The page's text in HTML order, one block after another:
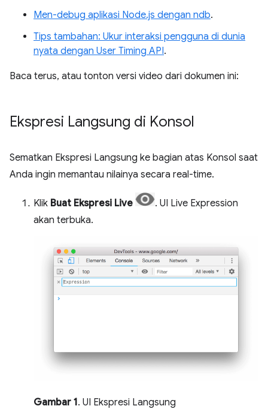
Men-debug aplikasi Node.js dengan ndb.
Tips tambahan: Ukur interaksi pengguna di dunia
nyata dengan User Timing API.
Baca terus, atau tonton versi video dari dokumen ini:
Ekspresi Langsung di Konsol
Sematkan Ekspresi Langsung ke bagian atas Konsol saat
Anda ingin memantau nilainya secara real-time.
Klik Buat Ekspresi Live
. UI Live Expression
akan terbuka.
Gambar 1. UI Ekspresi Langsung